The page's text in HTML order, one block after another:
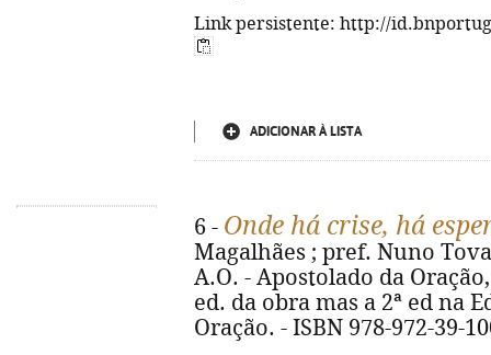
Link persistente: http://
ADICIONAR À LISTA
6 - Onde há crise, há
Magalhães ; pref. Nuno
A.O. - Apostolado da
ed. da obra mas a 2ª ed na
Oração. - ISBN 978-972-39-